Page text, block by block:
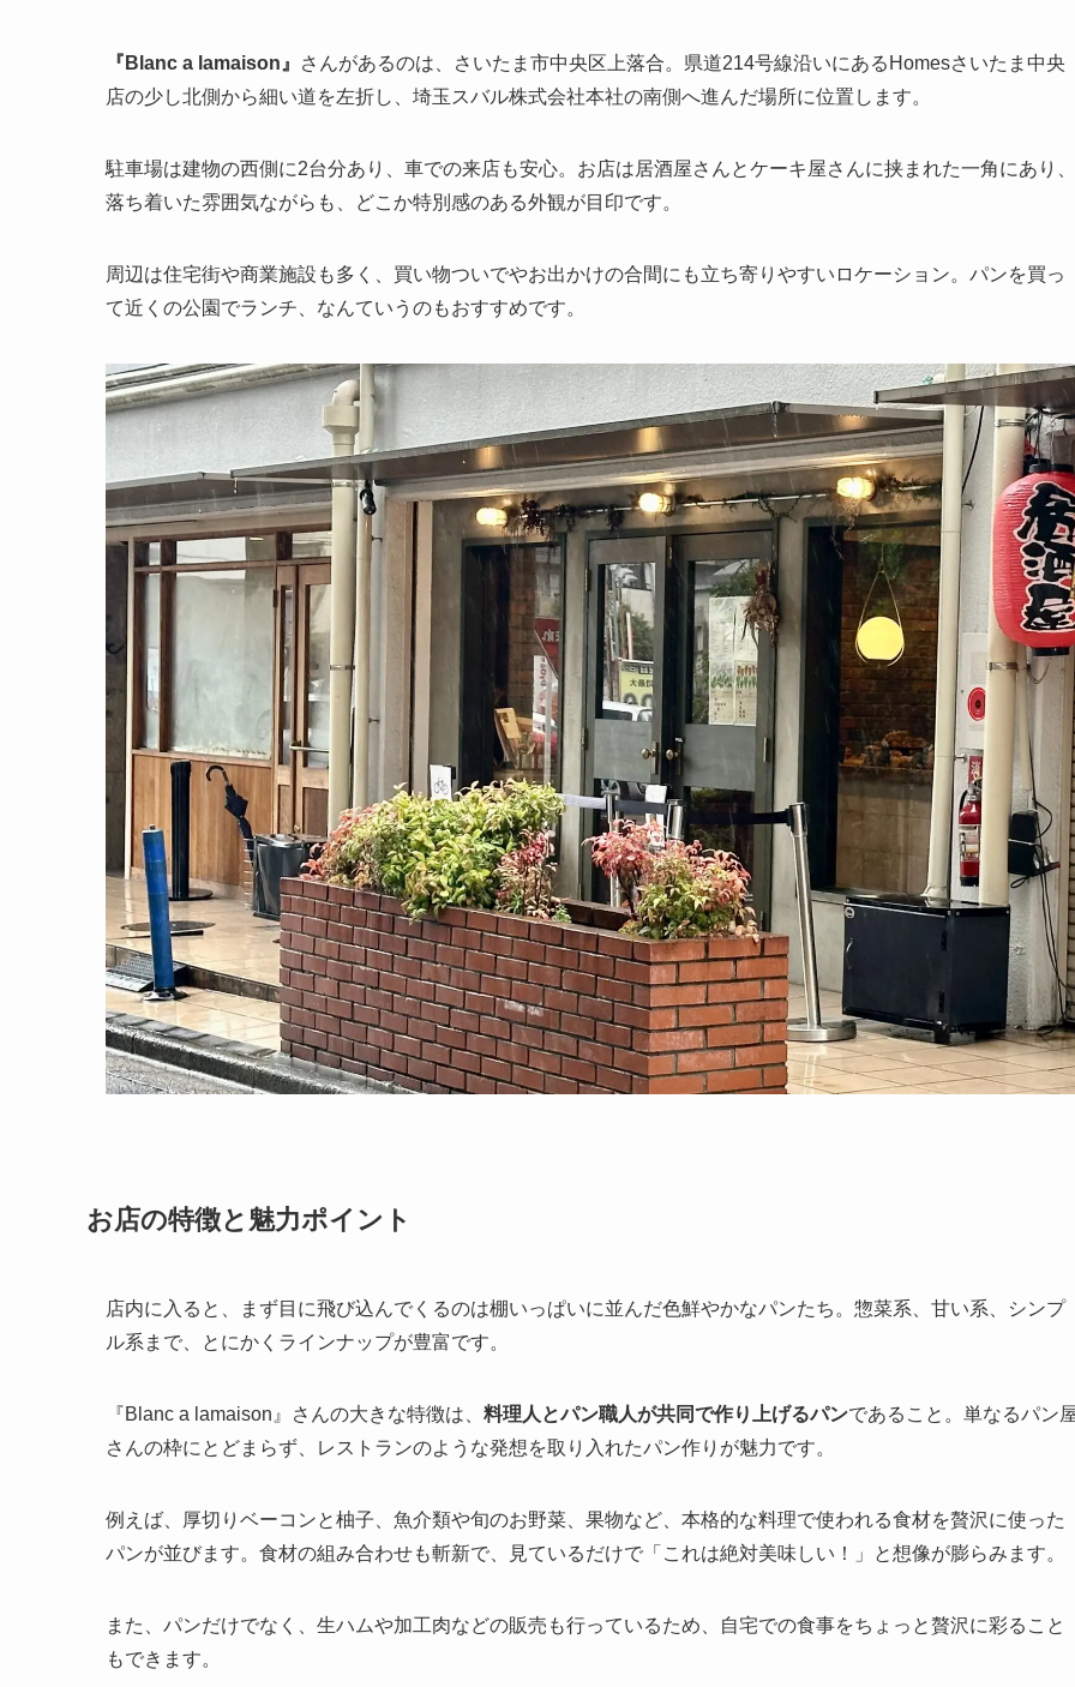
『Blanc a lamaison』
さんがあるのは、さいたま市中央区上落合。県道214号線沿いにあるHomesさいたま中央
店の少し北側から細い道を左折し、埼玉スバル株式会社本社の南側へ進んだ場所に位置します。
駐車場は建物の西側に2台分あり、車での来店も安心。お店は居酒屋さんとケーキ屋さんに挟まれた一角にあり、
落ち着いた雰囲気ながらも、どこか特別感のある外観が目印です。
周辺は住宅街や商業施設も多く、買い物ついでやお出かけの合間にも立ち寄りやすいロケーション。パンを買っ
て近くの公園でランチ、なんていうのもおすすめです。
お店の特徴と魅力ポイント
店内に入ると、まず目に飛び込んでくるのは棚いっぱいに並んだ色鮮やかなパンたち。惣菜系、甘い系、シンプ
ル系まで、とにかくラインナップが豊富です。
『Blanc a lamaison』さんの大きな特徴は、 料理人とパン職人が共同で作り上げるパンであること。単なるパン
さんの枠にとどまらず、レストランのような発想を取り入れたパン作りが魅力です。
例えば、厚切りベーコンと柚子、魚介類や旬のお野菜、果物など、本格的な料理で使われる食材を贅沢に使った
パンが並びます。食材の組み合わせも斬新で、見ているだけで「これは絶対美味しい！」と想像が膨らみます。
また、パンだけでなく、生ハムや加工肉などの販売も行っているため、自宅での食事をちょっと贅沢に彩ること
もできます。